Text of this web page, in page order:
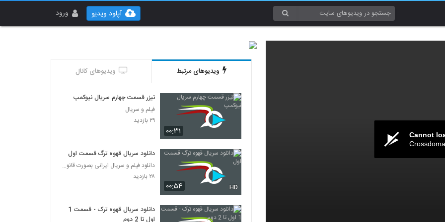
ورود آپلود ویدیو
Cannot
ویدیوهای مرتبط ویدیوهای کانال
۰۰:۳۱
تیزر قسمت چهارم سریال نیوکمپ
فیلم و سریال
۲۹ بازدید
۰۰:۵۴ HD
دانلود سریال قهوه ترگ قسمت اول
دانلود فیلم و سریال ایرانی بصورت قانونی
۲۸ بازدید
دانلود سریال قهوه ترک - قسمت 1
اول تا 2 دوم